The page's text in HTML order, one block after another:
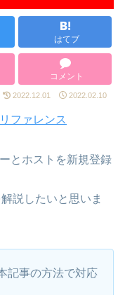
はてブ
コメント
2022.12.01 2022.02.10
ファレンス
とホストを新規登録
説したいと思いま
記事の方法で対応